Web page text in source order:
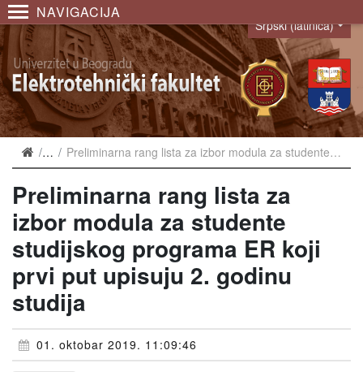
NAVIGACIJA
Language
Srpski (latinica)
VestiPreliminarna rang lista za izbor modula za studente studijskog programa ER koji prvi put upisuju 2. godinu studija
Preliminarna rang lista za
izbor modula za studente
studijskog programa ER koji
prvi put upisuju 2. godinu
studija
01. oktobar 2019. 11:09:46